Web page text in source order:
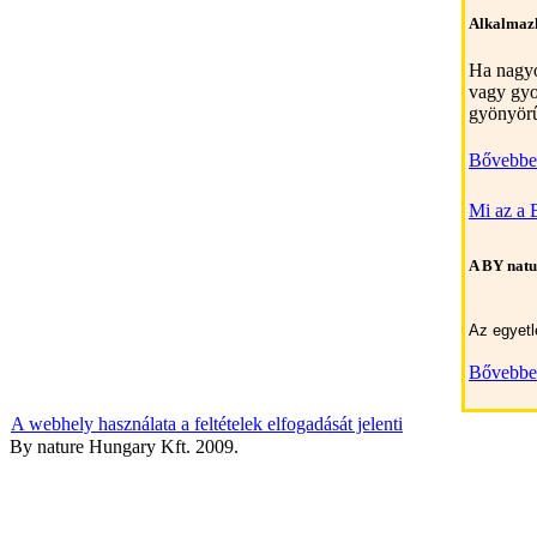
Ha
vagy
Mi az a
A BY
Az
A webhely használata a feltételek elfogadását jelenti
By nature Hungary Kft. 2009.